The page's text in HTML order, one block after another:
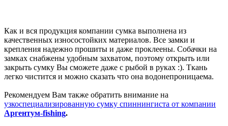
Как и вся продукция компании сумка выполнена из
качественных износостойких материалов. Все замки и
крепления надежно прошиты и даже проклеены. Собачки на
замках снабжены удобным захватом, поэтому открыть или
закрыть сумку Вы сможете даже с рыбой в руках :). Ткань
легко чистится и можно сказать что она водонепроницаема.
Рекомендуем Вам также обратить внимание на
узкоспециализированную сумку спиннингиста от компании
Аргентум-fishing.